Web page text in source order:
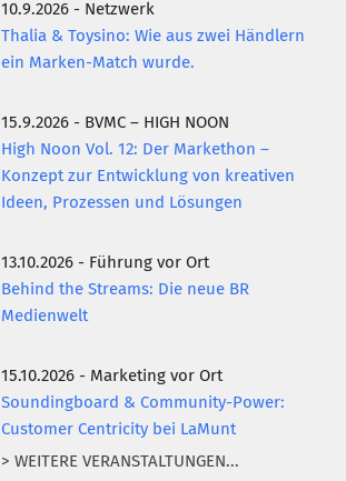
10.9.2026 - Netzwerk
Thalia & Toysino: Wie aus zwei Händlern
ein Marken-Match wurde.
15.9.2026 - BVMC – HIGH NOON
High Noon Vol. 12: Der Markethon –
Konzept zur Entwicklung von kreativen
Ideen, Prozessen und Lösungen
13.10.2026 - Führung vor Ort
Behind the Streams: Die neue BR
Medienwelt
15.10.2026 - Marketing vor Ort
Soundingboard & Community-Power:
Customer Centricity bei LaMunt
> WEITERE VERANSTALTUNGEN...